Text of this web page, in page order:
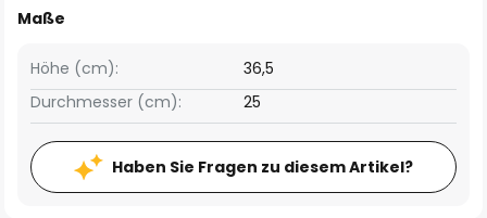
Maße
Höhe (cm):
36,5
Durchmesser (cm):
25
Haben Sie Fragen zu diesem Artikel?